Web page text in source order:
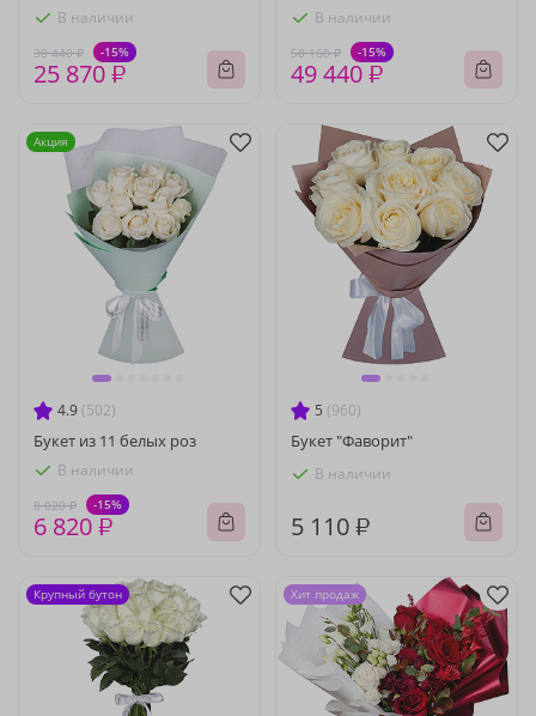
В наличии
30 440 ₽ -15%
25 870 ₽
В наличии
58 160 ₽ -15%
49 440 ₽
4.9 (502)
Букет из 11 белых роз
В наличии
8 020 ₽ -15%
6 820 ₽
Акция
5 (960)
Букет "Фаворит"
В наличии
5 110 ₽
Крупный бутон Хит продаж